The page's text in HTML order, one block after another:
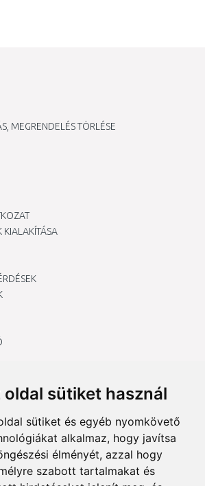
oldal sütiket használ
sütiket és egyéb nyomkövető
alkalmaz, hogy javítsa
élményét, azzal hogy
szabott tartalmakat és
MEGRENDELÉS TÖRLÉSE
KIALAKÍTÁSA
BEÁLLÍTÁSAIMAT